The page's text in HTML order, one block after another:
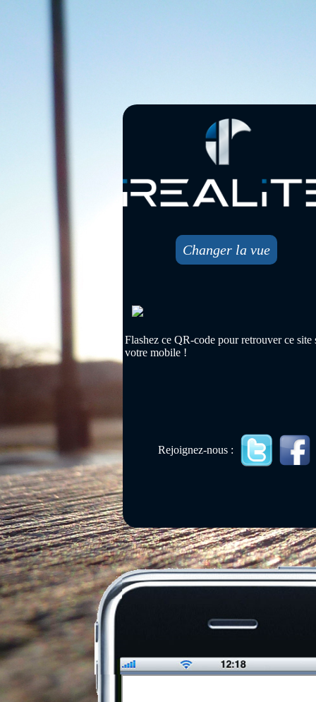
Changer la vue
Flashez ce QR-code pour retrouver ce site
votre mobile !
Rejoignez-nous :